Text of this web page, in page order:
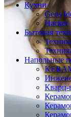
Кухни
Geos
Hacker
Бытовая
Напольные
Кварц-